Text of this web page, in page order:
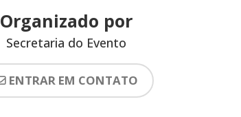
Organizado por
Secretaria do Evento
ENTRAR EM CONTATO